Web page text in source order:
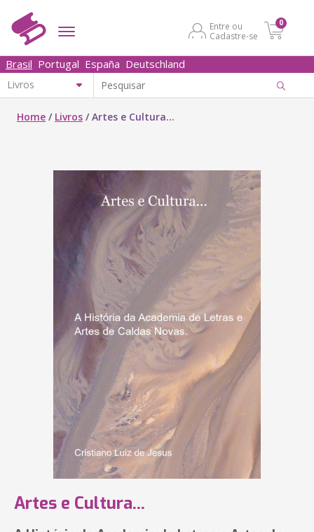
Entre ou
Cadastre-se
0
Brasil Portugal España Deutschland
Home / Livros /Artes e Cultura...
Artes e Cultura...